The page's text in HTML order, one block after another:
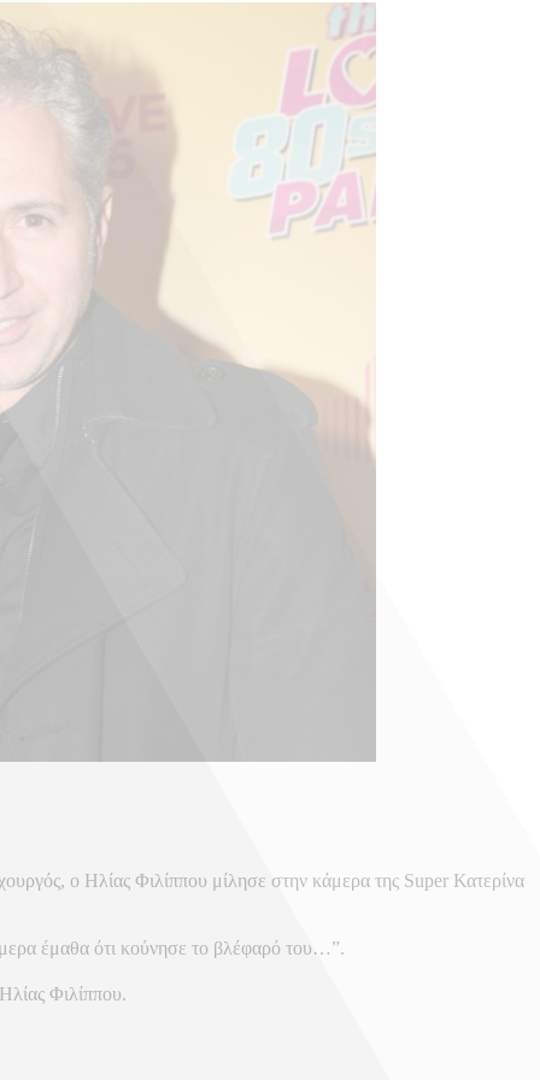
ο Ηλίας Φιλίππου μίλησε στην κάμερα της Super Κατερίνα
έμαθα ότι κούνησε το βλέφαρό του…”.
Φιλίππου.